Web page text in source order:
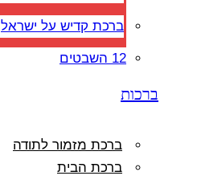
ברכת קדיש על ישראל
12 השבטים
ברכות
ברכת מזמור לתודה
ברכת הבית